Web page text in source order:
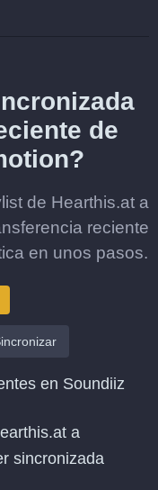
de
de Hearthis.at a
reciente
en unos pasos.
en Soundiiz
a
sincronizada